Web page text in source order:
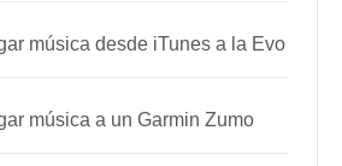
música desde iTunes a la Evo
música a un Garmin Zumo